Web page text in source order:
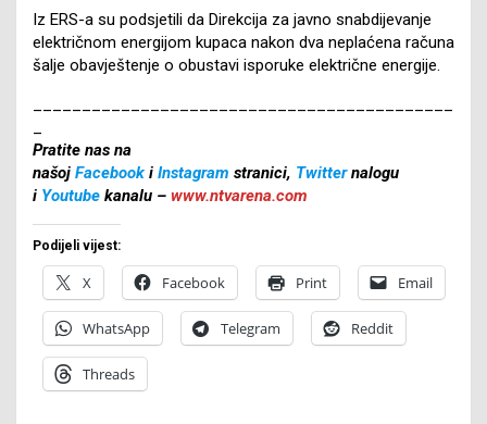
Iz ERS-a su podsjetili da Direkcija za javno snabdijevanje
električnom energijom kupaca nakon dva neplaćena računa
šalje obavještenje o obustavi isporuke električne energije.
Pratite nas na
našoj Facebook i Instagram stranici, Twitternalogu
i Youtube kanalu – www.ntvarena.com
Podijeli vijest:
X Facebook Print Email
WhatsApp Telegram Reddit
Threads